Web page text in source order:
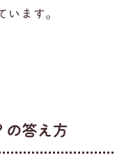
ます。
の答え方